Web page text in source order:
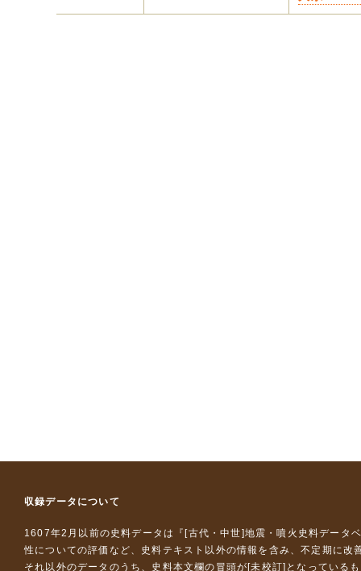
収録データについて
1607年2月以前の史料データは『 [古代・中世]地震・噴火史料データ
性についての評価など、史料テキスト以外の情報を含み、不定期に改
それ以外のデータのうち、史料本文欄の冒頭が[未校訂]となっている